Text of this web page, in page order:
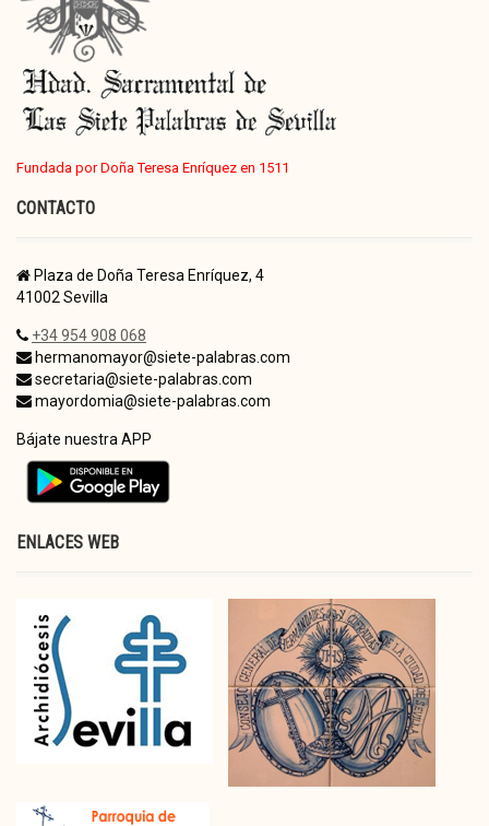
Fundada por Doña Teresa Enríquez en 1511
CONTACTO
Plaza de Doña Teresa Enríquez, 4
41002 Sevilla
+34 954 908 068
hermanomayor@siete-palabras.com
secretaria@siete-palabras.com
mayordomia@siete-palabras.com
Bájate nuestra APP
ENLACES WEB